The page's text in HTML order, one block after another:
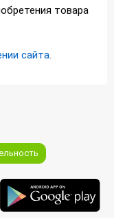
товара
сайта.